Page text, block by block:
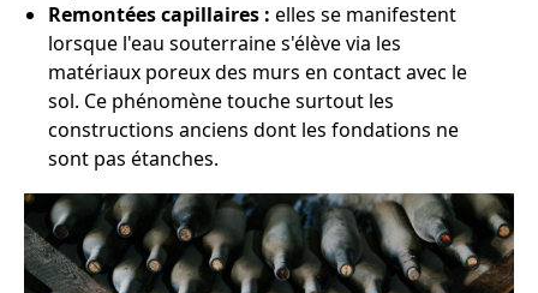
Remontées capillaires : elles se manifestent
lorsque l'eau souterraine s'élève via les
matériaux poreux des murs en contact avec le
sol. Ce phénomène touche surtout les
constructions anciens dont les fondations ne
sont pas étanches.